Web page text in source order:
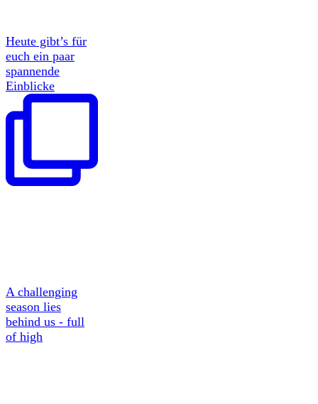
Heute gibt’s für
euch ein paar
spannende
Einblicke
A challenging
season lies
behind us - full
of high